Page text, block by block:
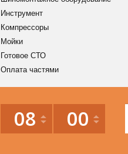
Инструмент
Компрессоры
Мойки
Готовое СТО
Оплата частями
08 00